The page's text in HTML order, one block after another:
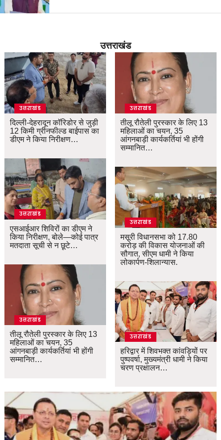
उत्तराखंड
उत्तराखंड
दिल्ली-देहरादून कॉरिडोर से जुड़ी
12 किमी ग्रीनफील्ड बाईपास का
डीएम ने किया निरीक्षण…
उत्तराखंड
एसआईआर शिविरों का डीएम ने
किया निरीक्षण, बोले—कोई पात्र
मतदाता सूची से न छूटे…
उत्तराखंड
तीलू रौतेली पुरस्कार के लिए 13
महिलाओं का चयन, 35
आंगनबाड़ी कार्यकर्तियां भी होंगी
सम्मानित…
उत्तराखंड
तीलू रौतेली पुरस्कार के लिए 13
महिलाओं का चयन, 35
आंगनबाड़ी कार्यकर्तियां भी होंगी
सम्मानित…
उत्तराखंड
मसूरी विधानसभा को 17.80
करोड़ की विकास योजनाओं की
सौगात, सीएम धामी ने किया
लोकार्पण-शिलान्यास.
उत्तराखंड
हरिद्वार में शिवभक्त कांवड़ियों पर
पुष्पवर्षा, मुख्यमंत्री धामी ने किया
चरण प्रक्षालन…